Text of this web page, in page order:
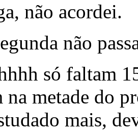
não acordei.
não
só faltam
na metade do
mais,